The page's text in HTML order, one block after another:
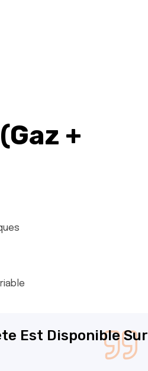
+
Est Disponible Sur